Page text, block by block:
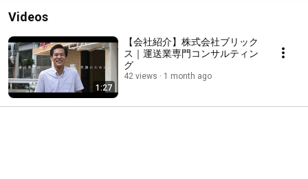
Videos
1:27
【会社紹介】株式会社ブリック
ス｜運送業専門コンサルティン
グ
42 views 1 month ago